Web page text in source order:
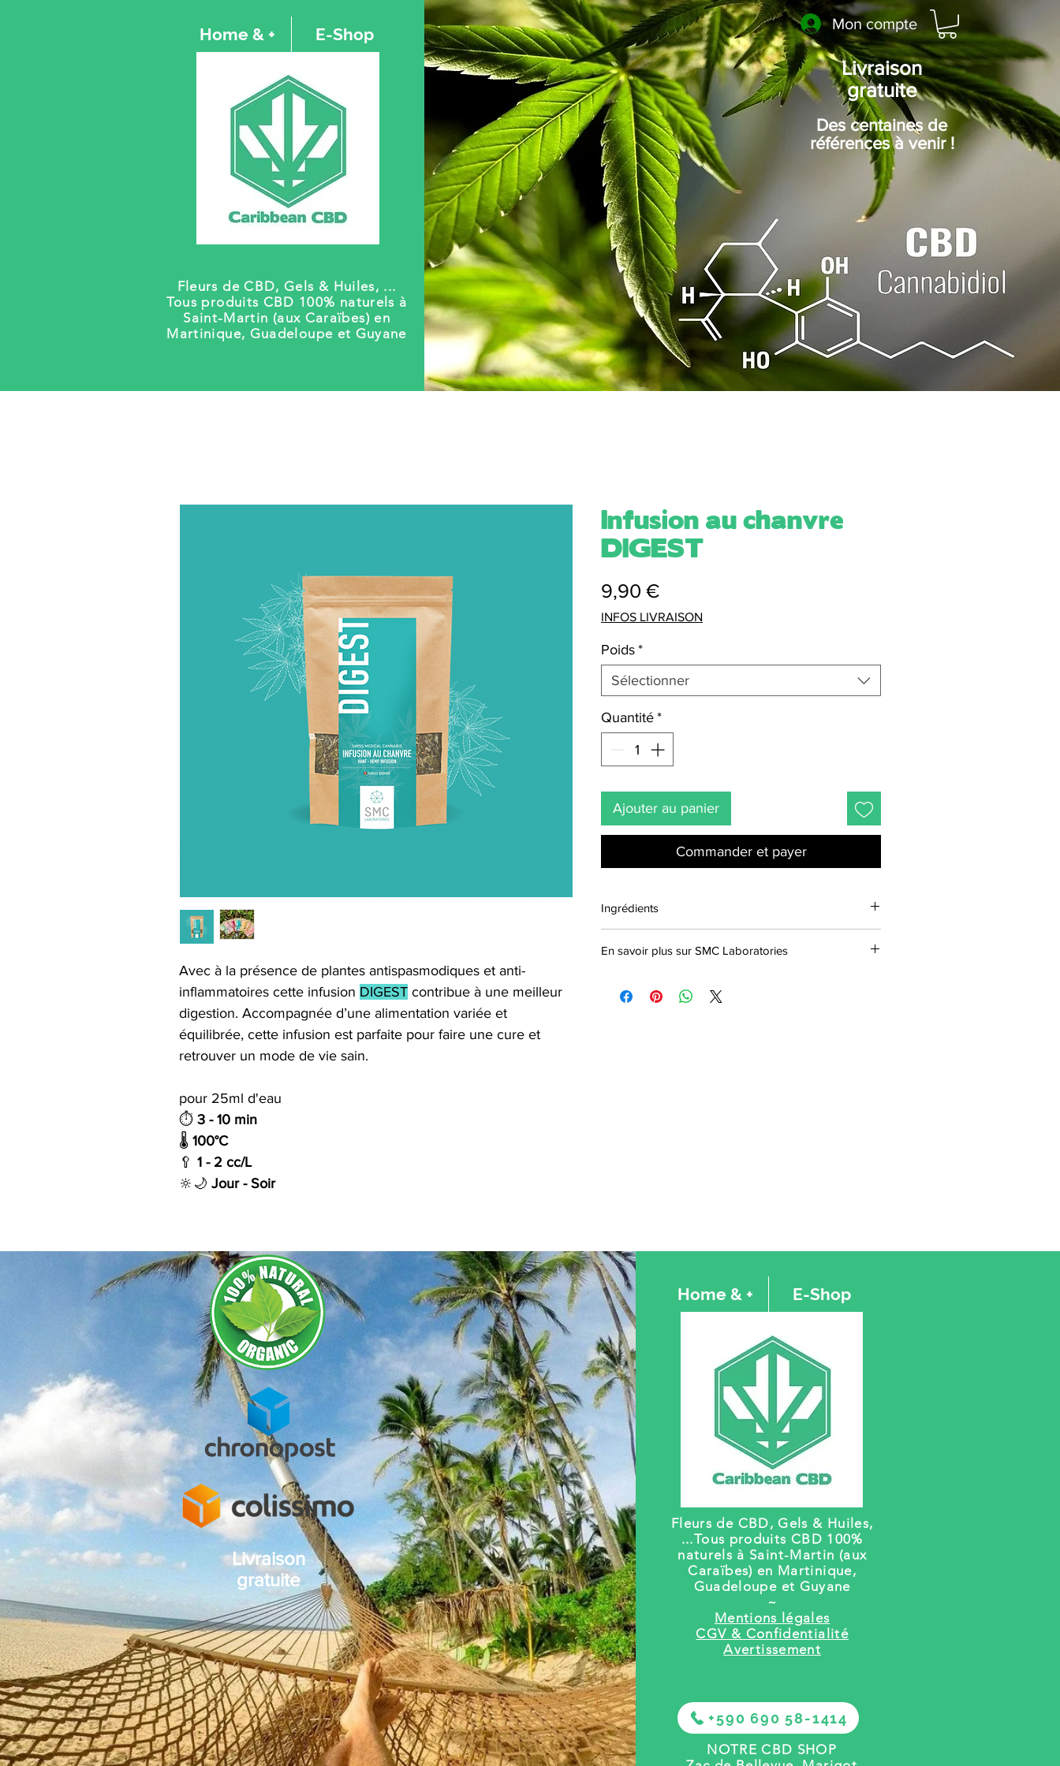
Home & + E-Shop
Fleurs de CBD, Gels & Huiles, ...
Tous produits CBD 100% naturels à
Saint-Martin (aux Caraïbes) en
Martinique, Guadeloupe et Guyane
Mon compte
Livraison
gratuite
Des centaines de
références à venir !
Avec à la présence de plantes antispasmodiques et anti-
inflammatoires cette infusion DIGEST contribue à une meilleur
digestion. Accompagnée d’une alimentation variée et
équilibrée, cette infusion est parfaite pour faire une cure et
retrouver un mode de vie sain.
pour 25ml d'eau
⏱ 3 - 10 min
🌡️ 100°C
🥄 1 - 2 cc/L
🔆🌙 Jour - Soir
Infusion au chanvre
DIGEST
9,90 €Prix
INFOS LIVRAISON
Poids *
Sélectionner
Quantité *
Ajouter au panier
Commander et payer
Ingrédients
Poivrée;Angélique.
En savoir plus sur SMC Laboratories
réputée pour ses connaissances dans le domaine des
Livraison
gratuite
Home & + E-Shop
Fleurs de CBD, Gels & Huiles,
...Tous produits CBD 100%
naturels à Saint-Martin (aux
Caraïbes) en Martinique,
Guadeloupe et Guyane
~
Mentions légales
CGV & Confidentialité
Avertissement
+590 690 58-1414
NOTRE CBD SHOP